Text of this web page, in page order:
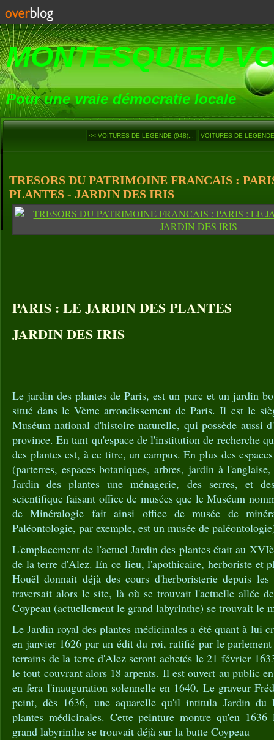
MONTESQUIEU-
Pour une vraie démocratie locale
<< VOITURES DE LEGENDE (948)... VOITURES DE
TRESORS DU PATRIMOINE FRANCAIS :
PLANTES - JARDIN DES IRIS
PARIS : LE JARDIN DES PLANTES
JARDIN DES IRIS
Le jardin des plantes de Paris, est un parc et un jardin
situé dans le Vème arrondissement de Paris. Il est le
Muséum national d'histoire naturelle, qui possède aussi
province. En tant qu'espace de l'institution de recherche
des plantes est, à ce titre, un campus. En plus des
(parterres, espaces botaniques, arbres, jardin à
Jardin des plantes une ménagerie, des serres, et
scientifique faisant office de musées que le Muséum
de Minéralogie fait ainsi office de musée de
Paléontologie, par exemple, est un musée de
L'emplacement de l'actuel Jardin des plantes était au
de la terre d'Alez. En ce lieu, l'apothicaire, herboriste et
Houël donnait déjà des cours d'herboristerie depuis
traversait alors le site, là où se trouvait l'actuelle allée
Coypeau (actuellement le grand labyrinthe) se trouvait le
Le Jardin royal des plantes médicinales a été quant à lui
en janvier 1626 par un édit du roi, ratifié par le
terrains de la terre d'Alez seront achetés le 21 février
le tout couvrant alors 18 arpents. Il est ouvert au public
en fera l'inauguration solennelle en 1640. Le graveur
peint, dès 1636, une aquarelle qu'il intitula Jardin du
plantes médicinales. Cette peinture montre qu'en
grand labyrinthe se trouvait déjà sur la butte Coypeau